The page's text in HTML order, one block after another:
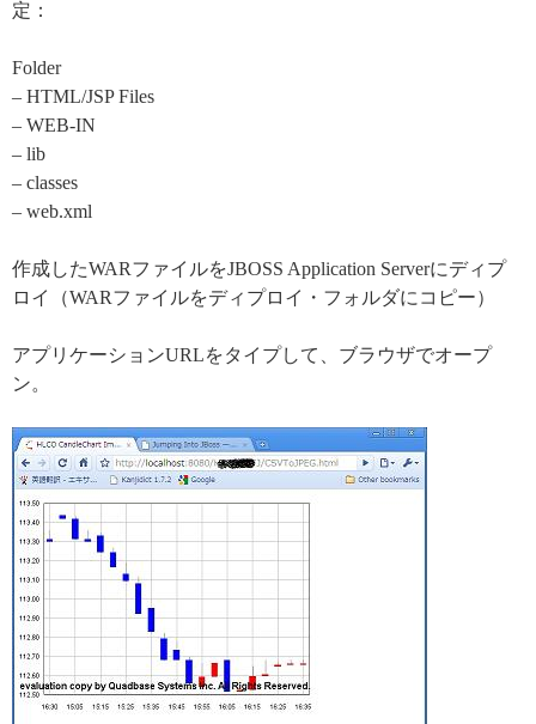
定：
Folder
– HTML/JSP Files
– WEB-IN
– lib
– classes
– web.xml
作成したWARファイルをJBOSS Application Serverにディプ
ロイ（WARファイルをディプロイ・フォルダにコピー）
アプリケーションURLをタイプして、ブラウザでオープ
ン。